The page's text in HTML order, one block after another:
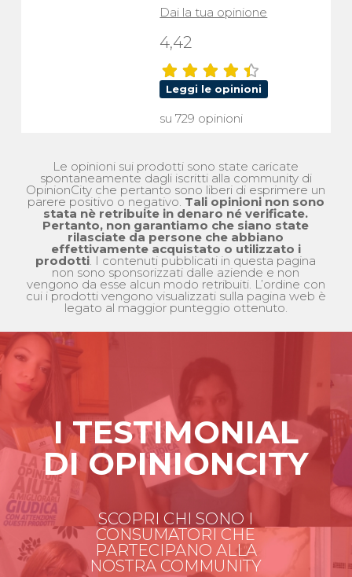
Dai la tua opinione
4,42
Leggi le opinioni
su 729 opinioni
Le opinioni sui prodotti sono state caricate
spontaneamente dagli iscritti alla community di
OpinionCity che pertanto sono liberi di esprimere un
parere positivo o negativo. Tali opinioni non sono
stata nè retribuite in denaro né verificate.
Pertanto, non garantiamo che siano state
rilasciate da persone che abbiano
effettivamente acquistato o utilizzato i
prodotti. I contenuti pubblicati in questa pagina
non sono sponsorizzati dalle aziende e non
vengono da esse alcun modo retribuiti. L’ordine con
cui i prodotti vengono visualizzati sulla pagina web è
legato al maggior punteggio ottenuto.
I TESTIMONIAL
DI OPINIONCITY
SCOPRI CHI SONO I
CONSUMATORI CHE
PARTECIPANO ALLA
NOSTRA COMMUNITY